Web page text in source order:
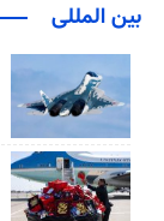
بین المللی